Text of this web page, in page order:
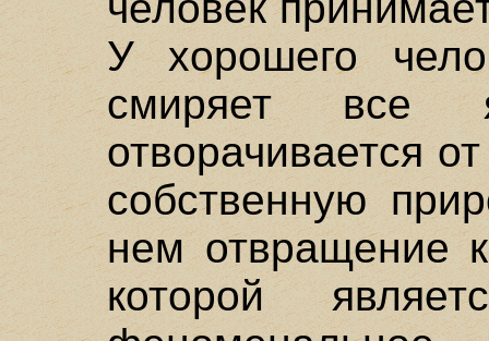
У хорошего
смиряет все
отворачивается
собственную
нем отвращение
которой